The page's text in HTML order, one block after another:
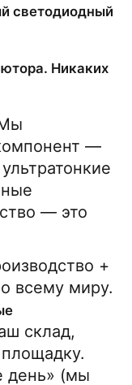
светодиодный
Никаких
—
— это
+
всему миру.
склад,
день» (мы